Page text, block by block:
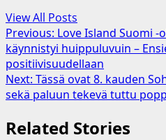
View All Posts
Post
navigation
Previous: Love Island Suomi
käynnistyi huippuluvuin –
positiivisuudellaan
Next: Tässä ovat 8. kauden
sekä paluun tekevä tuttu
Related Stories